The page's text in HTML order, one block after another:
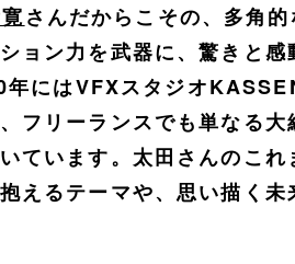
さんだからこその、多角
ョン力を武器に、驚きと
にはVFXスタジオ
フリーランスでも単なる大
ています。太田さんのこれ
えるテーマや、思い描く未